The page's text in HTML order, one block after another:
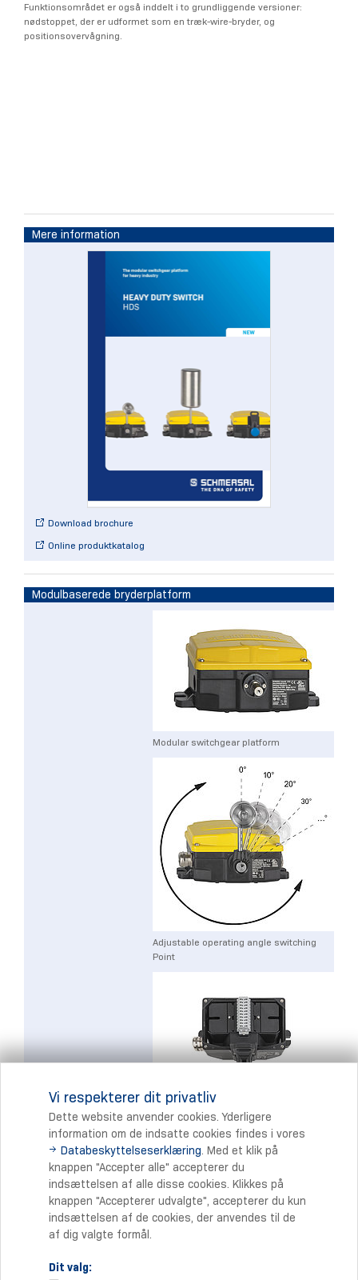
Funktionsområdet er også inddelt i to grundliggende versioner:
nødstoppet, der er udformet som en træk-wire-bryder, og
positionsovervågning.
Mere information
Download brochure
Online produktkatalog
Modulbaserede bryderplatform
Modular switchgear platform
Adjustable operating angle switching
Point
Large Terminal space
Print
Vi respekterer dit privatliv
Dette website anvender cookies. Yderligere
information om de indsatte cookies findes i vores
Databeskyttelseserklæring. Med et klik på
knappen "Accepter alle" accepterer du
indsættelsen af alle disse cookies. Klikkes på
knappen "Accepterer udvalgte", accepterer du kun
indsættelsen af de cookies, der anvendes til de
af dig valgte formål.
Dit valg: